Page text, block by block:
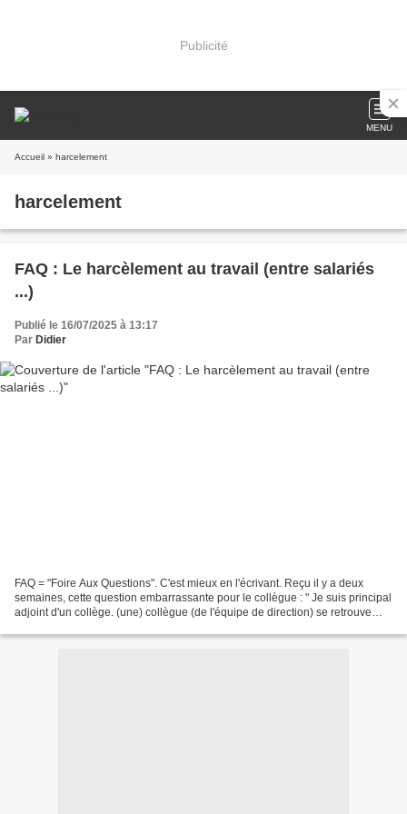
Publicité
MENU
Accueil » harcelement
harcelement
FAQ : Le harcèlement au travail (entre salariés
...)
Publié le 16/07/2025 à 13:17
Par Didier
FAQ = "Foire Aux Questions". C'est mieux en l'écrivant. Reçu il y a deux
semaines, cette question embarrassante pour le collègue : " Je suis principal
adjoint d'un collège. (une) collègue (de l'équipe de direction) se retrouve